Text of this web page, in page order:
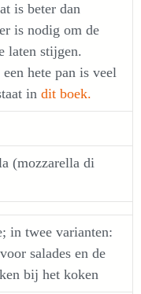
is beter dan
is nodig om de
laten stijgen.
hete pan is veel
in dit boek.
(mozzarella di
in twee varianten:
salades en de
bij het koken